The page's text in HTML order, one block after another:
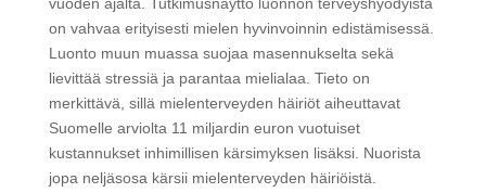
vuoden ajalta. Tutkimusnäyttö luonnon terveyshyödyistä
on vahvaa erityisesti mielen hyvinvoinnin edistämisessä.
Luonto muun muassa suojaa masennukselta sekä
lievittää stressiä ja parantaa mielialaa. Tieto on
merkittävä, sillä mielenterveyden häiriöt aiheuttavat
Suomelle arviolta 11 miljardin euron vuotuiset
kustannukset inhimillisen kärsimyksen lisäksi. Nuorista
jopa neljäsosa kärsii mielenterveyden häiriöistä.